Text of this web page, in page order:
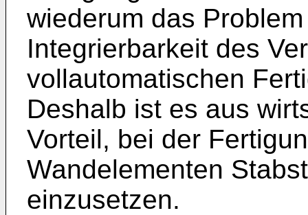
wiederum das
Integrierbarkeit des
vollautomatischen
Deshalb ist es aus
Vorteil, bei der
Wandelementen
einzusetzen.